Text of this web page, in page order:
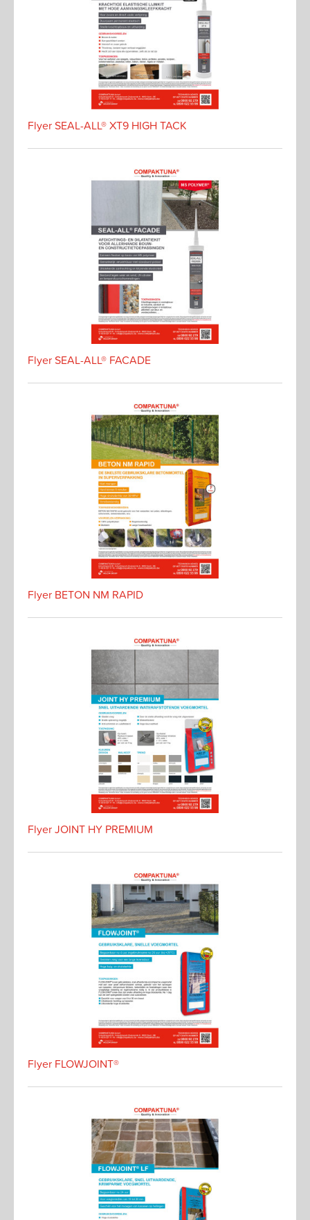
Flyer SEAL-ALL® XT9 HIGH TACK
Flyer SEAL-ALL® FACADE
Flyer BETON NM RAPID
Flyer JOINT HY PREMIUM
Flyer FLOWJOINT®